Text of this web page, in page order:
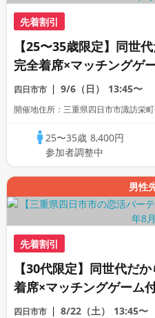
先着割引
【25〜35歳限定】同世
完全着席×マッチングゲ
グコン
四日市市 9/6（日） 13:45〜
開催地住所：三重県四日市市諏訪栄
25〜35歳 8,400円
参加者調整中
男性
先着割引
【30代限定】同世代だ
着席×マッチングゲーム
ン
四日市市 8/22（土） 13:45〜